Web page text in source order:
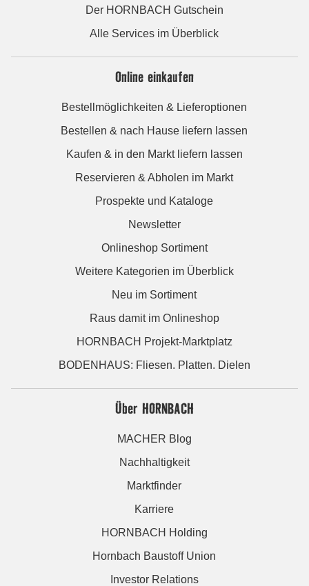
Der HORNBACH Gutschein
Alle Services im Überblick
Online einkaufen
Bestellmöglichkeiten & Lieferoptionen
Bestellen & nach Hause liefern lassen
Kaufen & in den Markt liefern lassen
Reservieren & Abholen im Markt
Prospekte und Kataloge
Newsletter
Onlineshop Sortiment
Weitere Kategorien im Überblick
Neu im Sortiment
Raus damit im Onlineshop
HORNBACH Projekt-Marktplatz
BODENHAUS: Fliesen. Platten. Dielen
Über HORNBACH
MACHER Blog
Nachhaltigkeit
Marktfinder
Karriere
HORNBACH Holding
Hornbach Baustoff Union
Investor Relations